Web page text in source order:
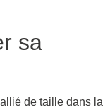
sa
de taille dans la